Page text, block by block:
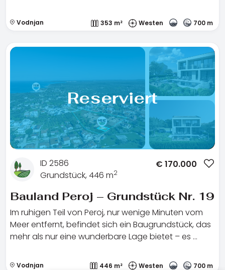
Vodnjan 353 m² Westen 700 m
Reserviert
ID 2586
Grundstück, 446 m2
€ 170.000
Bauland Peroj – Grundstück Nr. 19
Im ruhigen Teil von Peroj, nur wenige Minuten vom
Meer entfernt, befindet sich ein Baugrundstück, das
mehr als nur eine wunderbare Lage bietet – es …
Vodnjan 446 m² Westen 700 m